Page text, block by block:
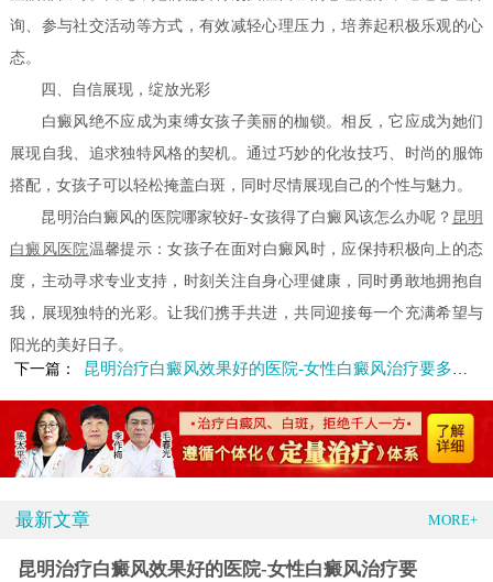
询、参与社交活动等方式，有效减轻心理压力，培养起积极乐观的心
态。
四、自信展现，绽放光彩
白癜风绝不应成为束缚女孩子美丽的枷锁。相反，它应成为她们
展现自我、追求独特风格的契机。通过巧妙的化妆技巧、时尚的服饰
搭配，女孩子可以轻松掩盖白斑，同时尽情展现自己的个性与魅力。
昆明治白癜风的医院哪家较好-女孩得了白癜风该怎么办呢？ 昆明
白癜风医院温馨提示：女孩子在面对白癜风时，应保持积极向上的态
度，主动寻求专业支持，时刻关注自身心理健康，同时勇敢地拥抱自
我，展现独特的光彩。让我们携手共进，共同迎接每一个充满希望与
阳光的美好日子。
下一篇：
昆明治疗白癜风效果好的医院-女性白癜风治疗要多少钱呢
最新文章 MORE+
昆明治疗白癜风效果好的医院-女性白癜风治疗要